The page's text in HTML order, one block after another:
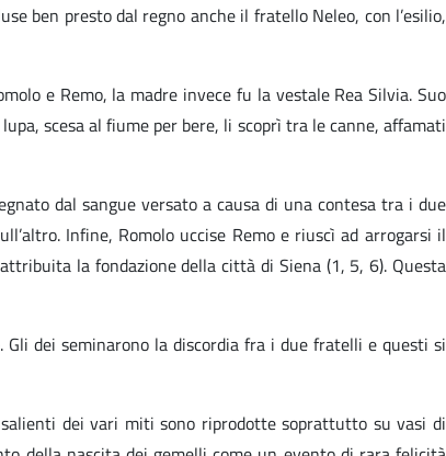
ben presto dal regno anche il fratello Neleo, con l’esilio,
e Remo, la madre invece fu la vestale Rea Silvia. Suo
scesa al fiume per bere, li scoprì tra le canne, affamati
dal sangue versato a causa di una contesa tra i due
Infine, Romolo uccise Remo e riuscì ad arrogarsi il
la fondazione della città di Siena (1, 5, 6). Questa
dei seminarono la discordia fra i due fratelli e questi si
salienti dei vari miti sono riprodotte soprattutto su vasi di